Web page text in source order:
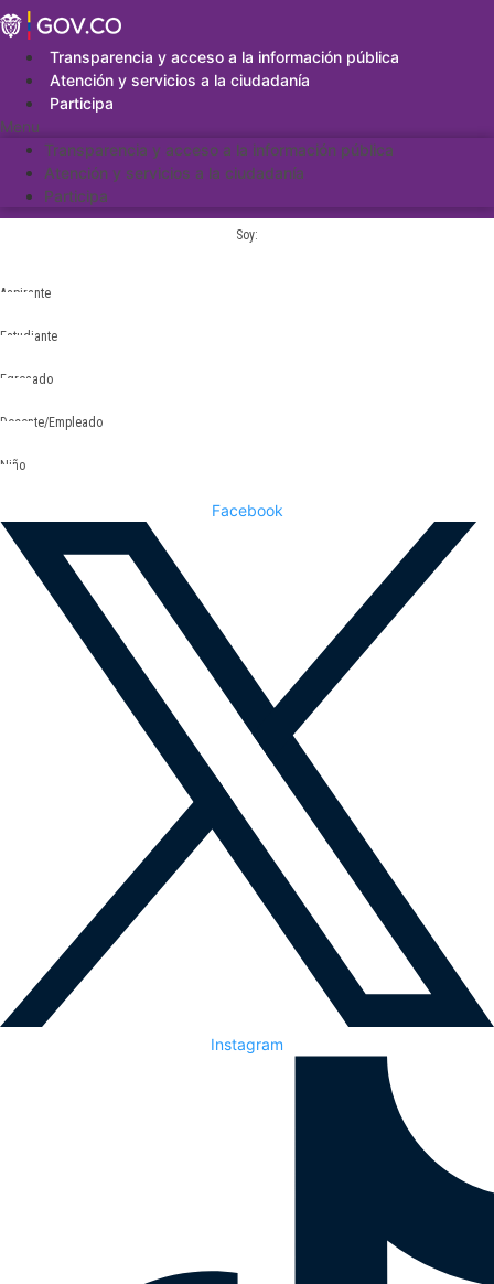
Saltar
al
contenidoTransparencia y acceso a la información pública
Atención y servicios a la ciudadanía
Participa
Menu
Transparencia y acceso a la información pública
Atención y servicios a la ciudadanía
Participa
Soy:
Aspirante
Estudiante
Egresado
Docente/Empleado
Niño
Facebook
Instagram